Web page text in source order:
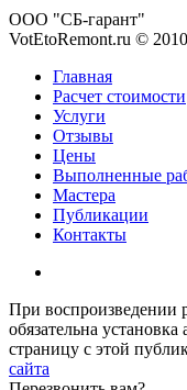
ООО "СБ-гарант"
VotEtoRemont.ru ©
Главная
Расчет стоимости
Услуги
Отзывы
Цены
Выполненные
Мастера
Публикации
Контакты
При воспроизведении
обязательна
страницу с этой
сайта